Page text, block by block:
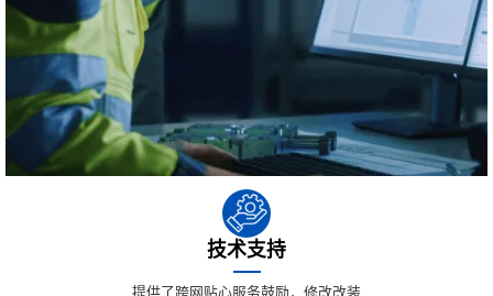
技术支持
提供了跨网贴心服务鼓励，修改改装